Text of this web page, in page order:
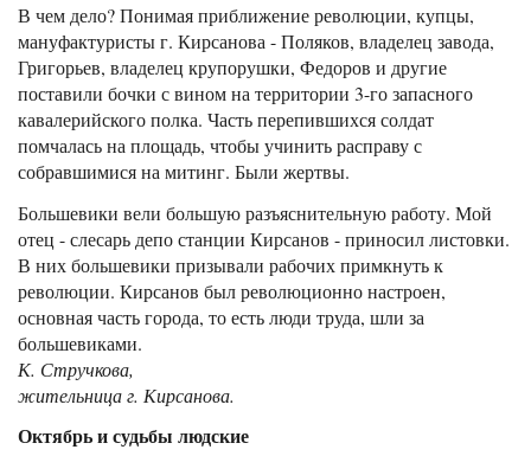
В чем дело? Понимая приближение революции, купцы,
мануфактуристы г. Кирсанова - Поляков, владелец завода,
Григорьев, владелец крупорушки, Федоров и другие
поставили бочки с вином на территории 3-го запасного
кавалерийского полка. Часть перепившихся солдат
помчалась на площадь, чтобы учинить расправу с
собравшимися на митинг. Были жертвы.
Большевики вели большую разъяснительную работу. Мой
отец - слесарь депо станции Кирсанов - приносил листовки.
В них большевики призывали рабочих примкнуть к
революции. Кирсанов был революционно настроен,
основная часть города, то есть люди труда, шли за
большевиками.
К. Стручкова,
жительница г. Кирсанова.
Октябрь и судьбы людские